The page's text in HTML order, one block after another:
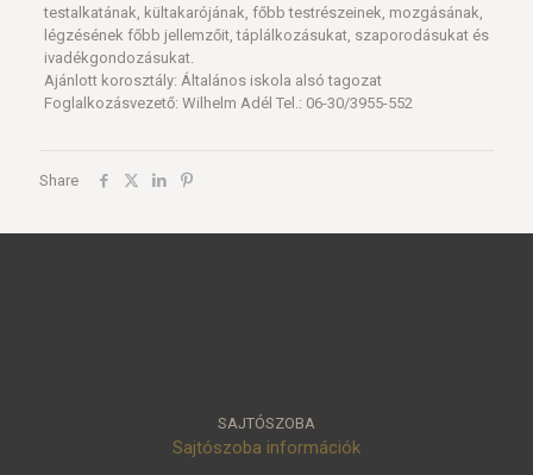
testalkatának, kültakarójának, főbb testrészeinek, mozgásának,
légzésének főbb jellemzőit, táplálkozásukat, szaporodásukat és
ivadékgondozásukat.
Ajánlott korosztály: Általános iskola alsó tagozat
Foglalkozásvezető: Wilhelm Adél Tel.: 06-30/3955-552
Share
SAJTÓSZOBA
Sajtószoba információk